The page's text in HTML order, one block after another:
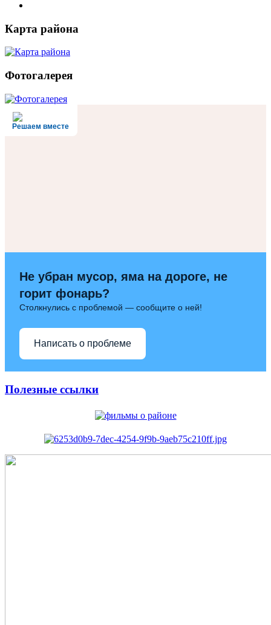
Карта района
Фотогалерея
Решаем вместе
Не убран мусор, яма на дороге, не
горит фонарь?
Столкнулись с проблемой — сообщите о ней!
Написать о проблеме
Полезные ссылки